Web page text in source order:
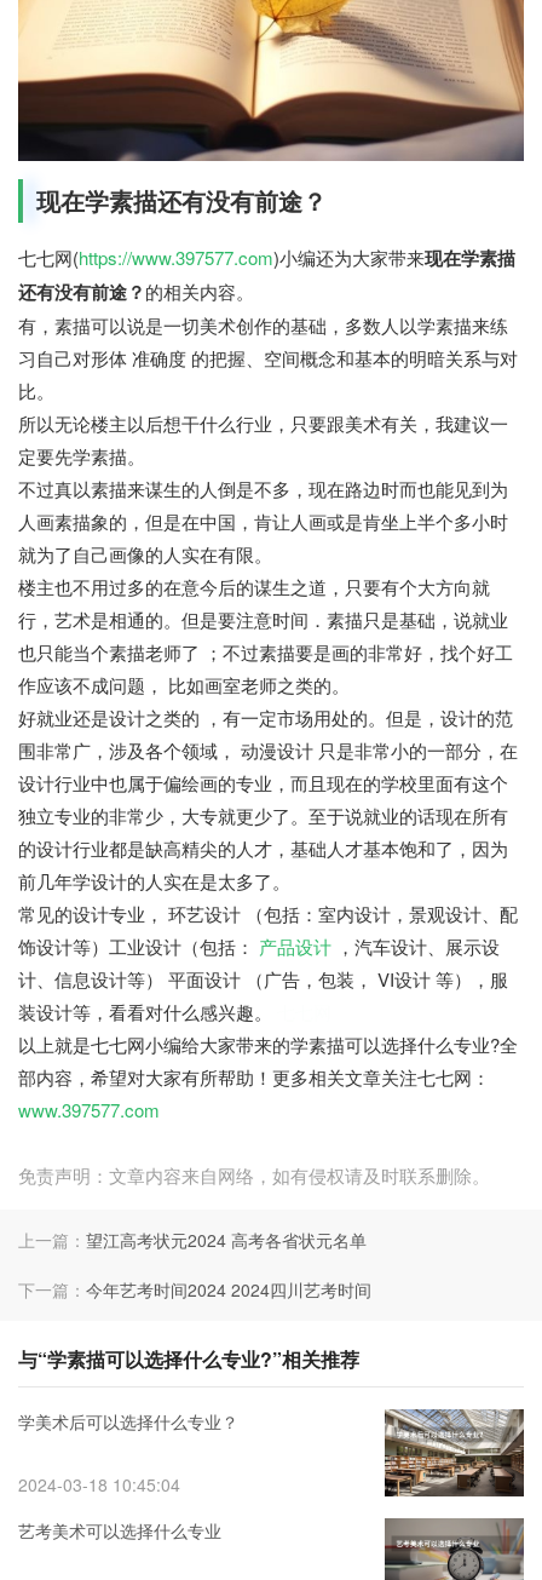
现在学素描还有没有前途？
七七网(https://www.397577.com)小编还为大家带来现在学素描
还有没有前途？的相关内容。
有，素描可以说是一切美术创作的基础，多数人以学素描来练
习自己对形体 准确度 的把握、空间概念和基本的明暗关系与对
比。
所以无论楼主以后想干什么行业，只要跟美术有关，我建议一
定要先学素描。
不过真以素描来谋生的人倒是不多，现在路边时而也能见到为
人画素描象的，但是在中国，肯让人画或是肯坐上半个多小时
就为了自己画像的人实在有限。
楼主也不用过多的在意今后的谋生之道，只要有个大方向就
行，艺术是相通的。但是要注意时间．素描只是基础，说就业
也只能当个素描老师了 ；不过素描要是画的非常好，找个好工
作应该不成问题， 比如画室老师之类的。
好就业还是设计之类的 ，有一定市场用处的。但是，设计的范
围非常广，涉及各个领域， 动漫设计 只是非常小的一部分，在
设计行业中也属于偏绘画的专业，而且现在的学校里面有这个
独立专业的非常少，大专就更少了。至于说就业的话现在所有
的设计行业都是缺高精尖的人才，基础人才基本饱和了，因为
前几年学设计的人实在是太多了。
常见的设计专业， 环艺设计 （包括：室内设计，景观设计、配
饰设计等）工业设计（包括： 产品设计 ，汽车设计、展示设
计、信息设计等） 平面设计 （广告，包装， VI设计 等），服
装设计等，看看对什么感兴趣。
以上就是七七网小编给大家带来的学素描可以选择什么专业?全
部内容，希望对大家有所帮助！更多相关文章关注七七网：
www.397577.com
免责声明：文章内容来自网络，如有侵权请及时联系删除。
上一篇： 望江高考状元2024 高考各省状元名单
下一篇： 今年艺考时间2024 2024四川艺考时间
与“学素描可以选择什么专业?”相关推荐
学美术后可以选择什么专业？
2024-03-18 10:45:04
艺考美术可以选择什么专业